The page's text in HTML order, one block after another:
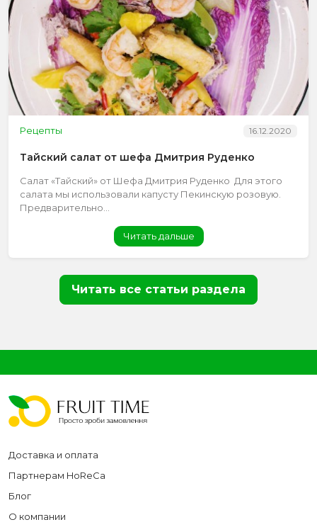
Рецепты 16.12.2020
Тайский салат от шефа Дмитрия Руденко
Салат «Тайский» от Шефа Дмитрия Руденко Для этого
салата мы использовали капусту Пекинскую розовую.
Предварительно...
Читать дальше
Читать все статьи раздела
Доставка и оплата
Партнерам HoReCa
Блог
О компании